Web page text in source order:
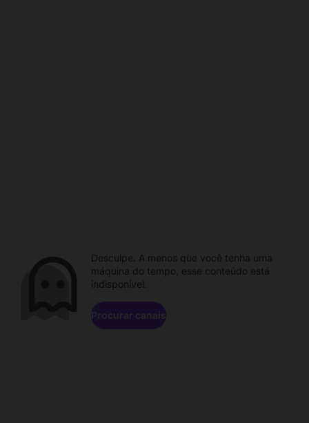
Desculpe. A menos que você tenha uma
máquina do tempo, esse conteúdo está
indisponível.
Procurar canais